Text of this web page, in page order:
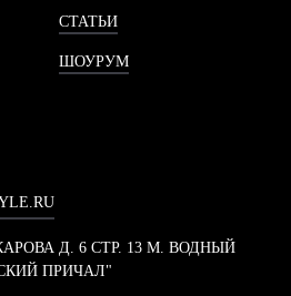
СТАТЬИ
ШОУРУМ
Д. 6 СТР. 13 М. ВОДНЫЙ
ПРИЧАЛ"